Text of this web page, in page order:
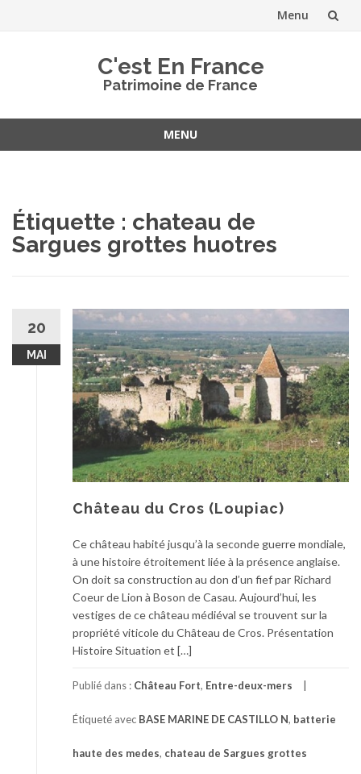
Menu
C'est En France
Patrimoine de France
MENU
Étiquette : chateau de
Sargues grottes huotres
20
MAI
Château du Cros (Loupiac)
Ce château habité jusqu’à la seconde guerre mondiale,
à une histoire étroitement liée à la présence anglaise.
On doit sa construction au don d’un fief par Richard
Coeur de Lion à Boson de Casau. Aujourd’hui, les
vestiges de ce château médiéval se trouvent sur la
propriété viticole du Château de Cros. Présentation
Histoire Situation et […]
Publié dans : Château Fort, Entre-deux-mers
Étiqueté avec BASE MARINE DE CASTILLO N, batterie
haute des medes, chateau de Sargues grottes